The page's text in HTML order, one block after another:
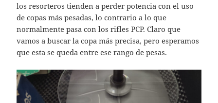
los resorteros tienden a perder potencia con el uso
de copas más pesadas, lo contrario a lo que
normalmente pasa con los rifles PCP. Claro que
vamos a buscar la copa más precisa, pero esperamos
que esta se queda entre ese rango de pesas.